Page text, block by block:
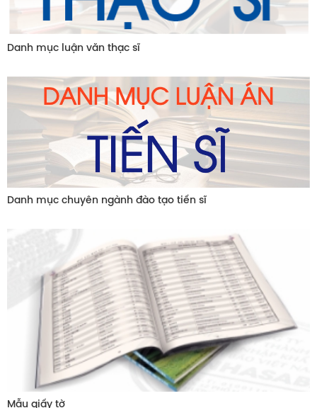
Danh mục luận văn thạc sĩ
Danh mục chuyên ngành đào tạo tiến sĩ
Mẫu giấy tờ